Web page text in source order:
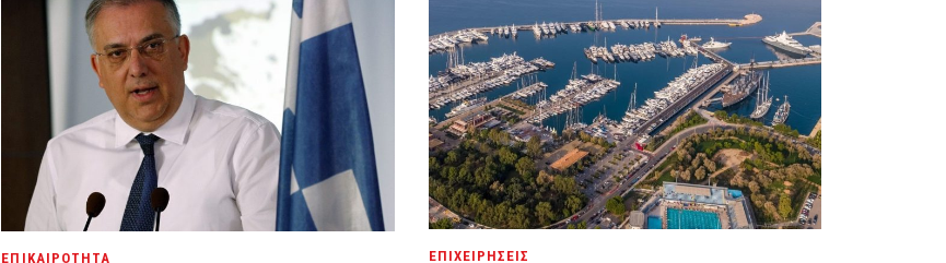
ΕΠΙΚΑΙΡΟΤΗΤΑ ΕΠΙΧΕΙΡΗΣΕΙΣ